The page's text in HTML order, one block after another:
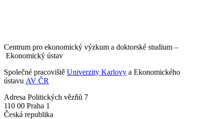
Centrum pro ekonomický výzkum a doktorské studium –
Ekonomický ústav
Společné pracoviště Univerzity Karlovy a Ekonomického
ústavu AV ČR
Adresa Politických vězňů 7
110 00 Praha 1
Česká republika